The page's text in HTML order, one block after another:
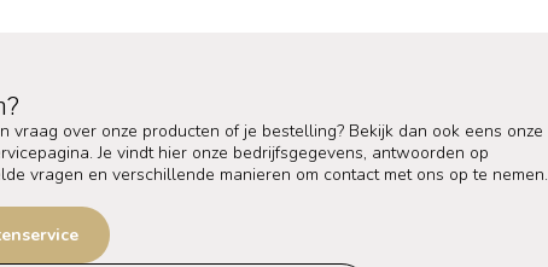
vraag over onze producten of je bestelling? Bekijk dan ook eens onze
Je vindt hier onze bedrijfsgegevens, antwoorden op
vragen en verschillende manieren om contact met ons op te nemen.